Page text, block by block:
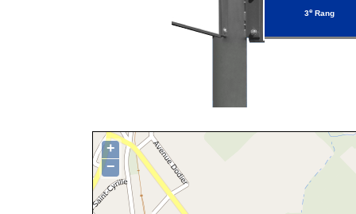
3eRang
+
−